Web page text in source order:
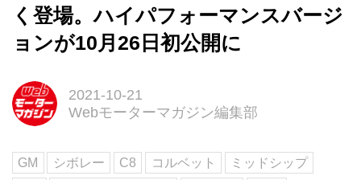
く登場。ハイパフォーマンスバージ
ョンが10月26日初公開に
2021-10-21
Webモーターマガジン編集部
GM シボレー C8 コルベット
ミッドシップ